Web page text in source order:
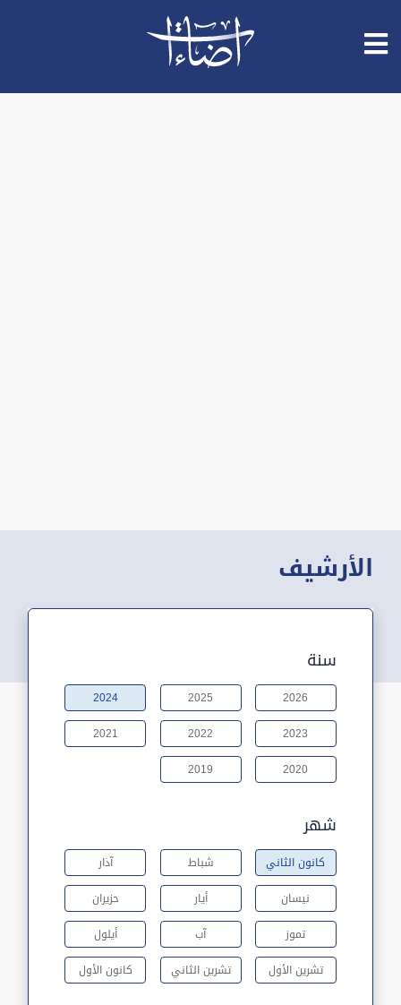
الأرشيف
سنة
2026
2025
2024
2023
2022
2021
2020
2019
شهر
كانون الثاني شباط
آذار
نيسان
أيار
حزيران
تموز
آب
أيلول
تشرين الأول
تشرين الثاني كانون الأول